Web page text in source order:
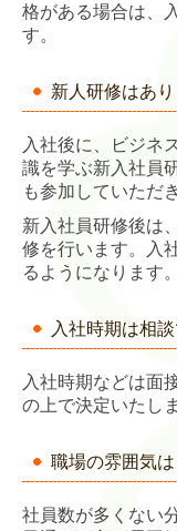
格がある場合は、
す。
新人研修はあり
入社後に、ビジネ
識を学ぶ新入社員
も参加していただ
新入社員研修後は
修を行います。入
るようになります。
入社時期は相
入社時期などは面
の上で決定いたし
職場の雰囲気
社員数が多くない